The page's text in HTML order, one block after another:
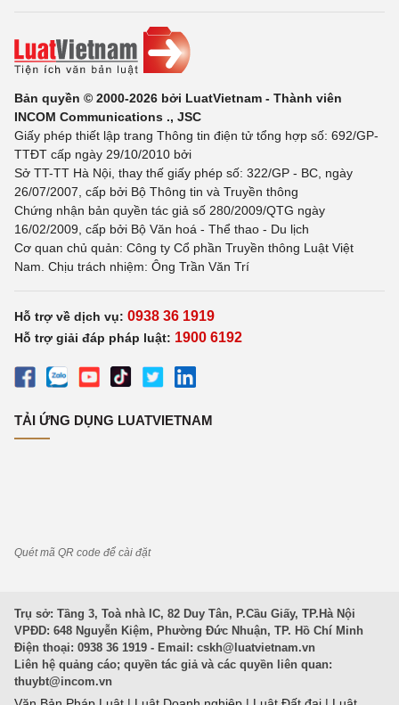
Bản quyền © 2000-2026 bởi LuatVietnam - Thành viên
INCOM Communications ., JSC
Giấy phép thiết lập trang Thông tin điện tử tổng hợp số: 692/GP-
TTĐT cấp ngày 29/10/2010 bởi
Sở TT-TT Hà Nội, thay thế giấy phép số: 322/GP - BC, ngày
26/07/2007, cấp bởi Bộ Thông tin và Truyền thông
Chứng nhận bản quyền tác giả số 280/2009/QTG ngày
16/02/2009, cấp bởi Bộ Văn hoá - Thể thao - Du lịch
Cơ quan chủ quản: Công ty Cổ phần Truyền thông Luật Việt
Nam. Chịu trách nhiệm: Ông Trần Văn Trí
Hỗ trợ về dịch vụ: 0938 36 1919
Hỗ trợ giải đáp pháp luật: 1900 6192
TẢI ỨNG DỤNG LUATVIETNAM
Quét mã QR code để cài đặt
Trụ sở: Tầng 3, Toà nhà IC, 82 Duy Tân, P.Cầu Giấy, TP.Hà Nội
VPĐD: 648 Nguyễn Kiệm, Phường Đức Nhuận, TP. Hồ Chí Minh
Điện thoại: 0938 36 1919 - Email: cskh@luatvietnam.vn
Liên hệ quảng cáo; quyền tác giả và các quyền liên quan:
thuybt@incom.vn